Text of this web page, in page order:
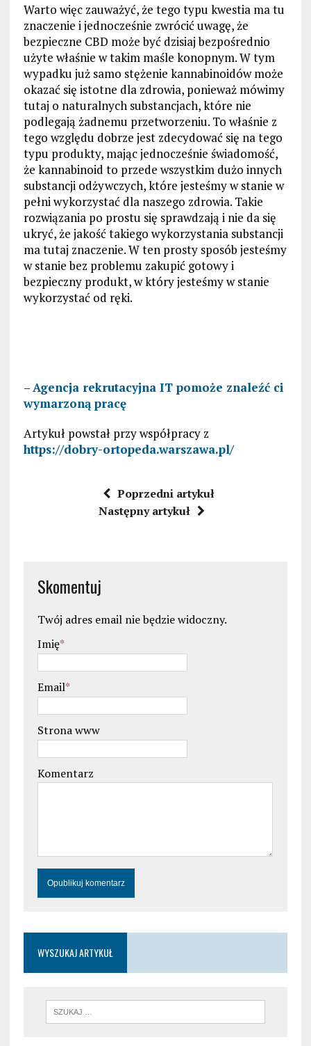
Warto więc zauważyć, że tego typu kwestia ma tu
znaczenie i jednocześnie zwrócić uwagę, że
bezpieczne CBD może być dzisiaj bezpośrednio
użyte właśnie w takim maśle konopnym. W tym
wypadku już samo stężenie kannabinoidów może
okazać się istotne dla zdrowia, ponieważ mówimy
tutaj o naturalnych substancjach, które nie
podlegają żadnemu przetworzeniu. To właśnie z
tego względu dobrze jest zdecydować się na tego
typu produkty, mając jednocześnie świadomość,
że kannabinoid to przede wszystkim dużo innych
substancji odżywczych, które jesteśmy w stanie w
pełni wykorzystać dla naszego zdrowia. Takie
rozwiązania po prostu się sprawdzają i nie da się
ukryć, że jakość takiego wykorzystania substancji
ma tutaj znaczenie. W ten prosty sposób jesteśmy
w stanie bez problemu zakupić gotowy i
bezpieczny produkt, w który jesteśmy w stanie
wykorzystać od ręki.
–Agencja rekrutacyjna IT pomoże znaleźć ci
wymarzoną pracę
Artykuł powstał przy współpracy z
https://dobry-ortopeda.warszawa.pl/
Poprzedni artykuł
Następny artykuł
Skomentuj
Twój adres email nie będzie widoczny.
Imię*
Email*
Strona www
Komentarz
WYSZUKAJ ARTYKUŁ